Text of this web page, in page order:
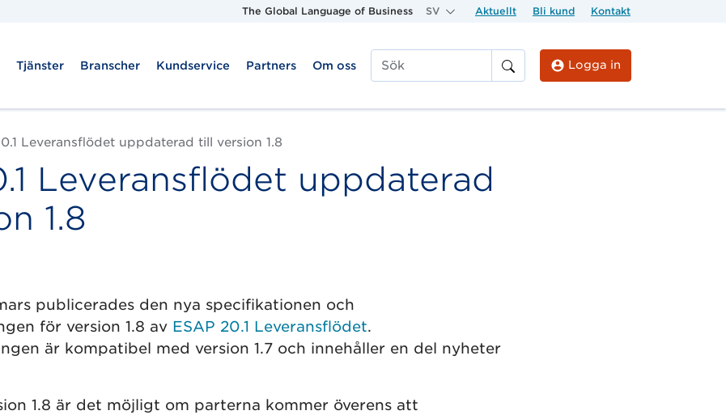
The Global Language of Business SV Aktuellt Bli kund Kontakt
Tjänster Branscher Kundservice Partners
Om oss
Sök
Logga in
Leveransflödet uppdaterad till version 1.8
Leveransflödet uppdaterad
1.8
publicerades den nya specifikationen och
för version 1.8 av ESAP 20.1 Leveransflödet.
är kompatibel med version 1.7 och innehåller en del nyheter
1.8 är det möjligt om parterna kommer överens att